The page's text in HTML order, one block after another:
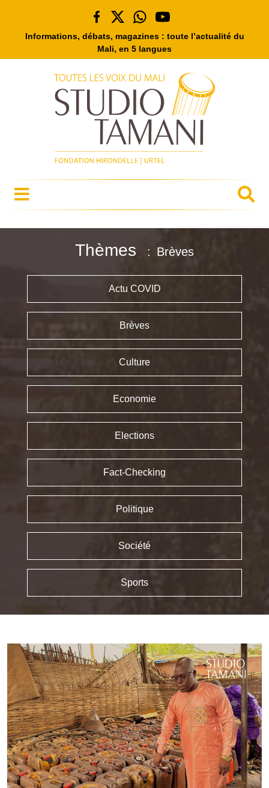
Informations, débats, magazines : toute l’actualité du
Mali, en 5 langues
Thèmes Brèves
Actu COVID
Brèves
Culture
Economie
Elections
Fact-Checking
Politique
Société
Sports